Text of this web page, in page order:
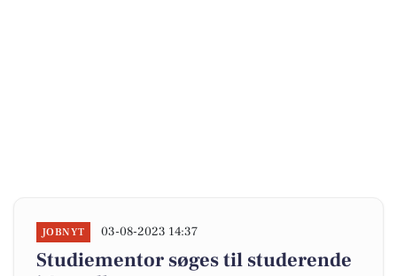
JOBNYT 03-08-2023 14:37
Studiementor søges til studerende